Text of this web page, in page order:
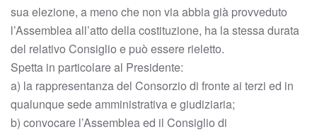
sua elezione, a meno che non via abbia già provveduto
l’Assemblea all’atto della costituzione, ha la stessa durata
del relativo Consiglio e può essere rieletto.
Spetta in particolare al Presidente:
a) la rappresentanza del Consorzio di fronte ai terzi ed in
qualunque sede amministrativa e giudiziaria;
b) convocare l’Assemblea ed il Consiglio di